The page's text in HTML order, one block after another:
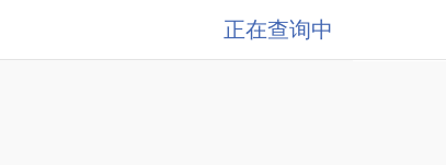
正在查询中